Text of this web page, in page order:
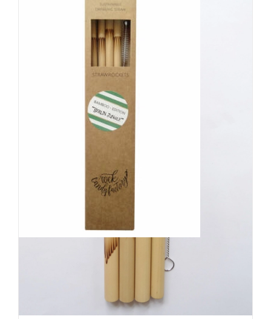
Strawrocket Bambus-
Trinkhalm 4er-Set Branding
Bamboo mit Bürste 20 cm
11,90€